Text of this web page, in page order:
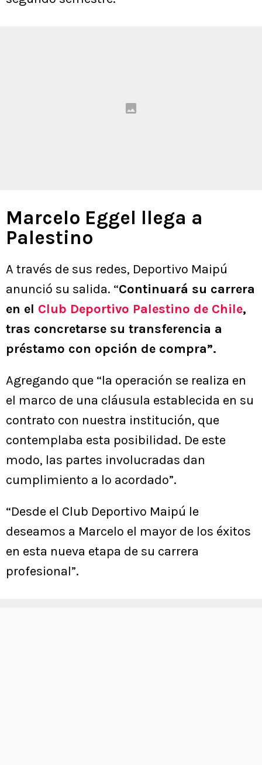
Marcelo Eggel llega a
Palestino
A través de sus redes, Deportivo Maipú
anunció su salida. “Continuará su carrera
en el Club Deportivo Palestino de Chile,
tras concretarse su transferencia a
préstamo con opción de compra”.
Agregando que “la operación se realiza en
el marco de una cláusula establecida en su
contrato con nuestra institución, que
contemplaba esta posibilidad. De este
modo, las partes involucradas dan
cumplimiento a lo acordado”.
“Desde el Club Deportivo Maipú le
deseamos a Marcelo el mayor de los éxitos
en esta nueva etapa de su carrera
profesional”.